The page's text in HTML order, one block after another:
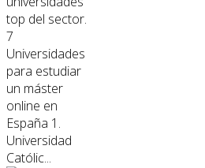
top del sector.
7
Universidades
para estudiar
un máster
online en
España 1.
Universidad
Católic...